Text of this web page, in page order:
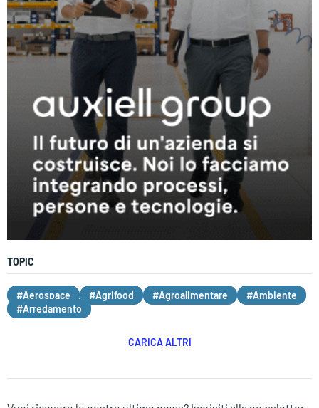
TOPIC
#Aerospace #Agrifood #Agroalimentare
#Ambiente
#Arredamento
CARICA ALTRI